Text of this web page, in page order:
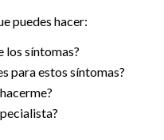
puedes hacer:
los síntomas?
para estos síntomas?